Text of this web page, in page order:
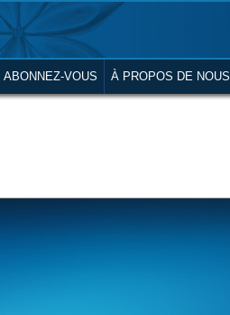
ABONNEZ-VOUS À PROPOS DE NOUS